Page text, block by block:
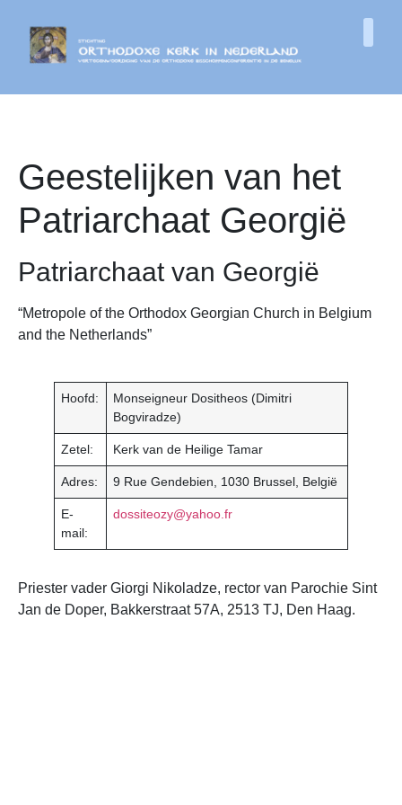
Geestelijken van het
Patriarchaat Georgië
Patriarchaat van Georgië
“Metropole of the Orthodox Georgian Church in Belgium
and the Netherlands”
Hoofd:
Monseigneur Dositheos (Dimitri
Bogviradze)
Zetel: Kerk van de Heilige Tamar
Adres: 9 Rue Gendebien, 1030 Brussel, België
E-
mail:
dossiteozy@yahoo.fr
Priester vader Giorgi Nikoladze, rector van Parochie Sint
Jan de Doper, Bakkerstraat 57A, 2513 TJ, Den Haag.